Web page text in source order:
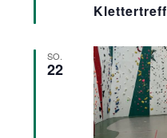
Klettertreff
SO.
22